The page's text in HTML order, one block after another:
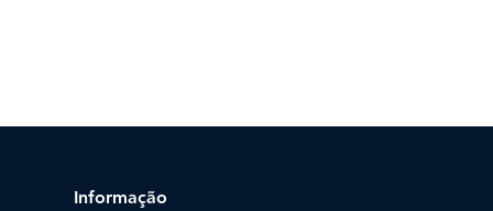
Informação